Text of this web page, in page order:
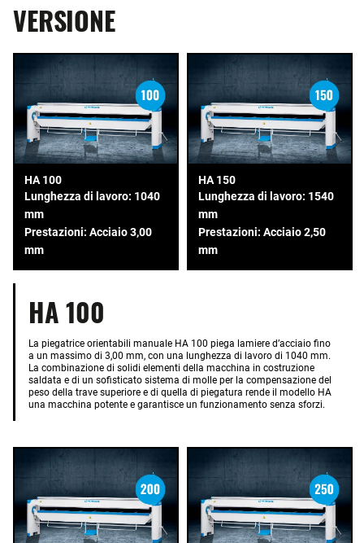
VERSIONE
HA 100
Lunghezza di lavoro: 1040
mm
Prestazioni: Acciaio 3,00
mm
HA 150
Lunghezza di lavoro: 1540
mm
Prestazioni: Acciaio 2,50
mm
HA 100
La piegatrice orientabili manuale HA 100 piega lamiere d’acciaio fino
a un massimo di 3,00 mm, con una lunghezza di lavoro di 1040 mm.
La combinazione di solidi elementi della macchina in costruzione
saldata e di un sofisticato sistema di molle per la compensazione del
peso della trave superiore e di quella di piegatura rende il modello HA
una macchina potente e garantisce un funzionamento senza sforzi.